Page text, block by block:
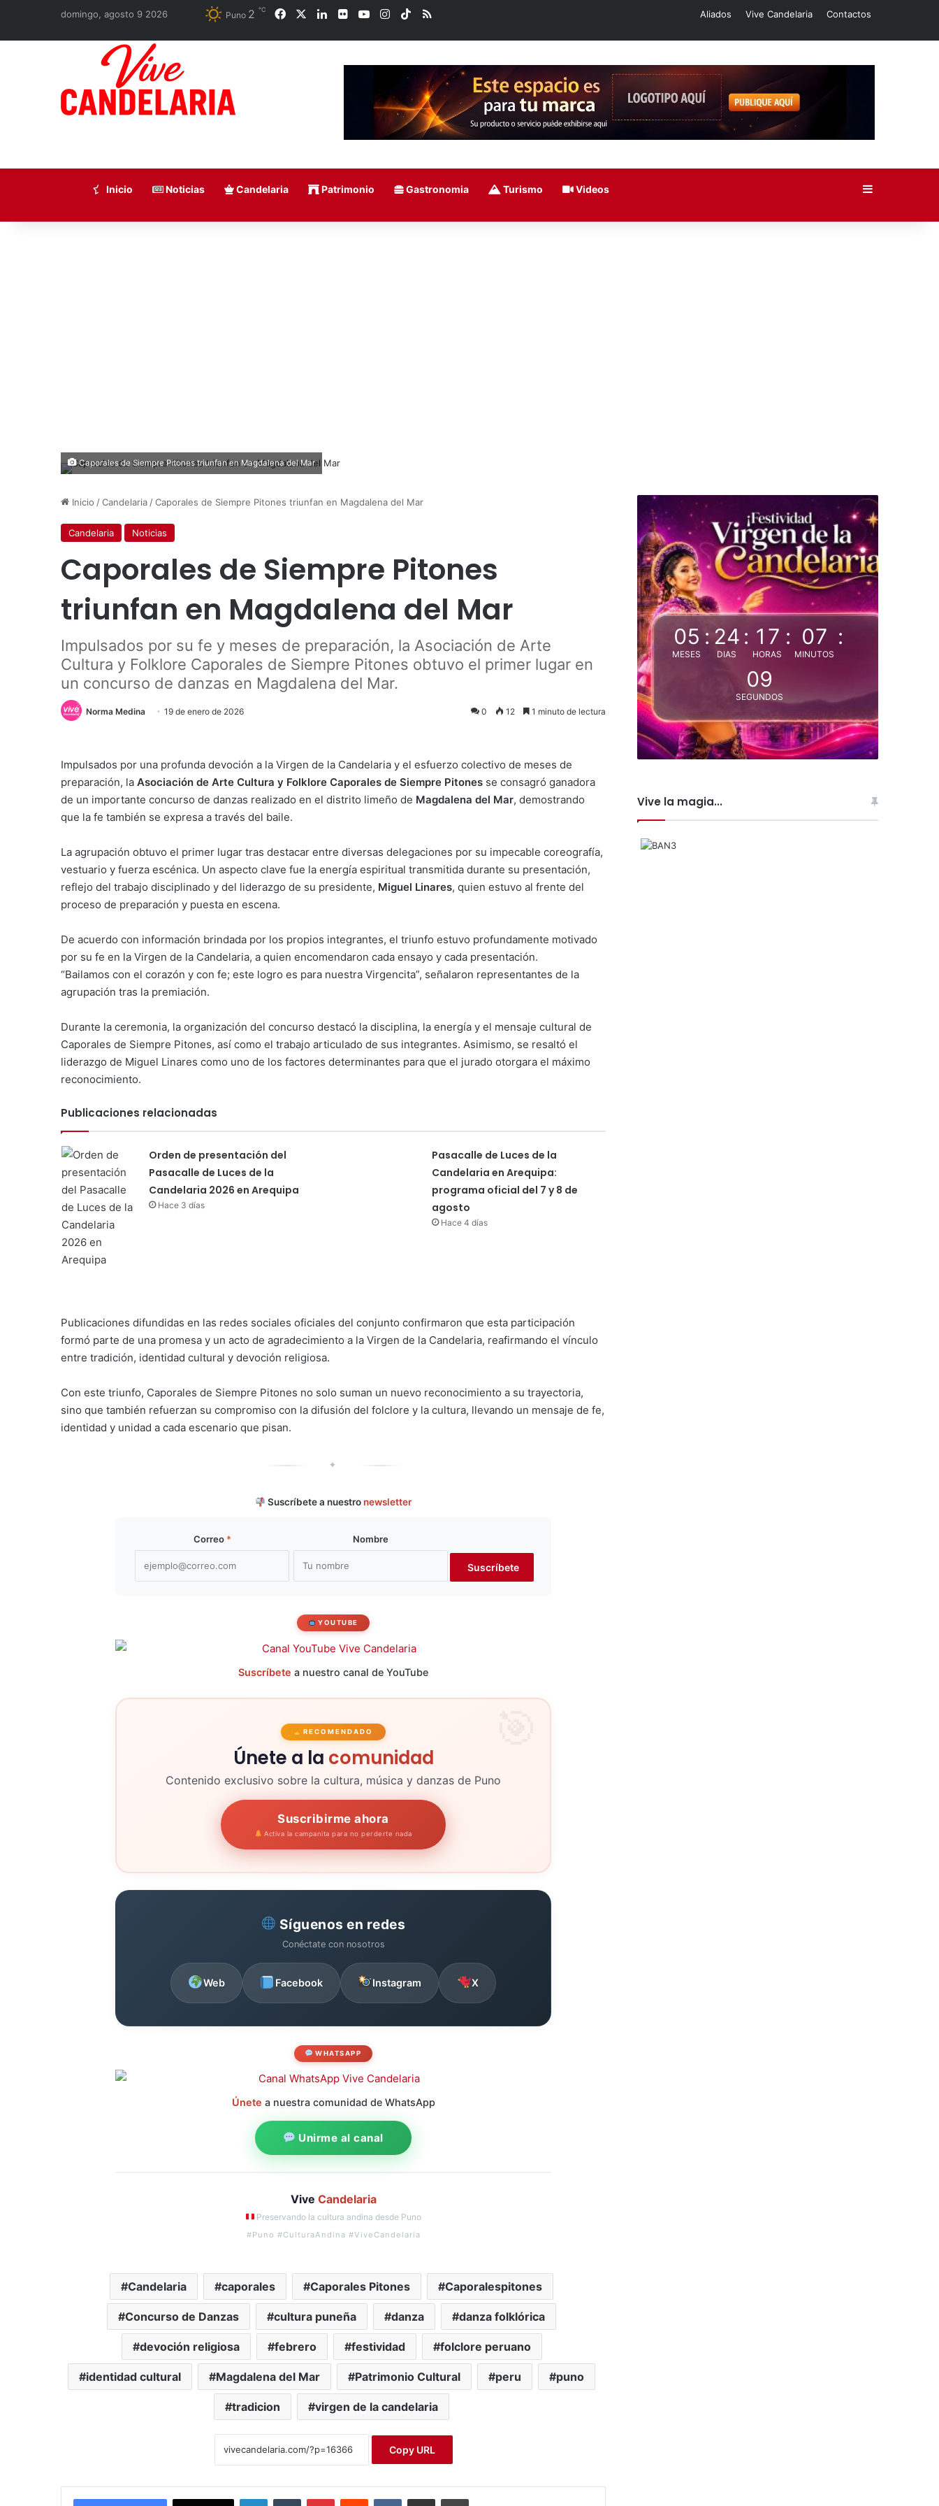
domingo, agosto 9 2026 Puno 2 ℃ Facebook LinkedIn
Flickr YouTubeInstagram
TikTokRSS Aliados Vive Candelaria Contactos
Inicio Noticias Candelaria Patrimonio Gastronomia Turismo Videos
Caporales de Siempre Pitones triunfan en Magdalena del Mar
Inicio /Candelaria /Caporales de Siempre Pitones triunfan en Magdalena del Mar
Candelaria Noticias
Caporales de Siempre Pitones
triunfan en Magdalena del Mar
Impulsados por su fe y meses de preparación, la Asociación de Arte
Cultura y Folklore Caporales de Siempre Pitones obtuvo el primer lugar en
un concurso de danzas en Magdalena del Mar.
Norma Medina 19 de enero de 2026 0 12 1 minuto de lectura
Impulsados por una profunda devoción a la Virgen de la Candelaria y el esfuerzo colectivo de meses de
preparación, la Asociación de Arte Cultura y Folklore Caporales de Siempre Pitones se consagró ganadora
de un importante concurso de danzas realizado en el distrito limeño de Magdalena del Mar, demostrando
que la fe también se expresa a través del baile.
La agrupación obtuvo el primer lugar tras destacar entre diversas delegaciones por su impecable coreografía,
vestuario y fuerza escénica. Un aspecto clave fue la energía espiritual transmitida durante su presentación,
reflejo del trabajo disciplinado y del liderazgo de su presidente, Miguel Linares, quien estuvo al frente del
proceso de preparación y puesta en escena.
De acuerdo con información brindada por los propios integrantes, el triunfo estuvo profundamente motivado
por su fe en la Virgen de la Candelaria, a quien encomendaron cada ensayo y cada presentación.
“Bailamos con el corazón y con fe; este logro es para nuestra Virgencita”, señalaron representantes de la
agrupación tras la premiación.
Durante la ceremonia, la organización del concurso destacó la disciplina, la energía y el mensaje cultural de
Caporales de Siempre Pitones, así como el trabajo articulado de sus integrantes. Asimismo, se resaltó el
liderazgo de Miguel Linares como uno de los factores determinantes para que el jurado otorgara el máximo
reconocimiento.
Publicaciones relacionadas
Orden de presentación del
Pasacalle de Luces de la
Candelaria 2026 en Arequipa
Hace 3 días
Pasacalle de Luces de la
Candelaria en Arequipa:
programa oficial del 7 y 8 de
agosto
Hace 4 días
Publicaciones difundidas en las redes sociales oficiales del conjunto confirmaron que esta participación
formó parte de una promesa y un acto de agradecimiento a la Virgen de la Candelaria, reafirmando el vínculo
entre tradición, identidad cultural y devoción religiosa.
Con este triunfo, Caporales de Siempre Pitones no solo suman un nuevo reconocimiento a su trayectoria,
sino que también refuerzan su compromiso con la difusión del folclore y la cultura, llevando un mensaje de fe,
identidad y unidad a cada escenario que pisan.
✦
Suscríbete a nuestro newsletter
Correo * Nombre
YOUTUBE
Suscríbete a nuestro canal de YouTube
RECOMENDADO
Únete a la comunidad
Contenido exclusivo sobre la cultura, música y danzas de Puno
Suscribirme ahora
Activa la campanita para no perderte nada
Síguenos en redes
Conéctate con nosotros
Web Facebook Instagram X
WHATSAPP
Únete a nuestra comunidad de WhatsApp
Unirme al canal
Vive Candelaria
Preservando la cultura andina desde Puno
#Puno #CulturaAndina #ViveCandelaria
Candelaria caporales Caporales Pitones Caporalespitones
Concurso de Danzas cultura puneña danza danza folklórica
devoción religiosa febrero festividad folclore peruano
identidad cultural Magdalena del Mar Patrimonio Cultural peru puno
tradicion virgen de la candelaria
Copy URL
05
MESES
: 24
DIAS
: 17
HORAS
: 07
MINUTOS
:
08
SEGUNDOS
Vive la magia...